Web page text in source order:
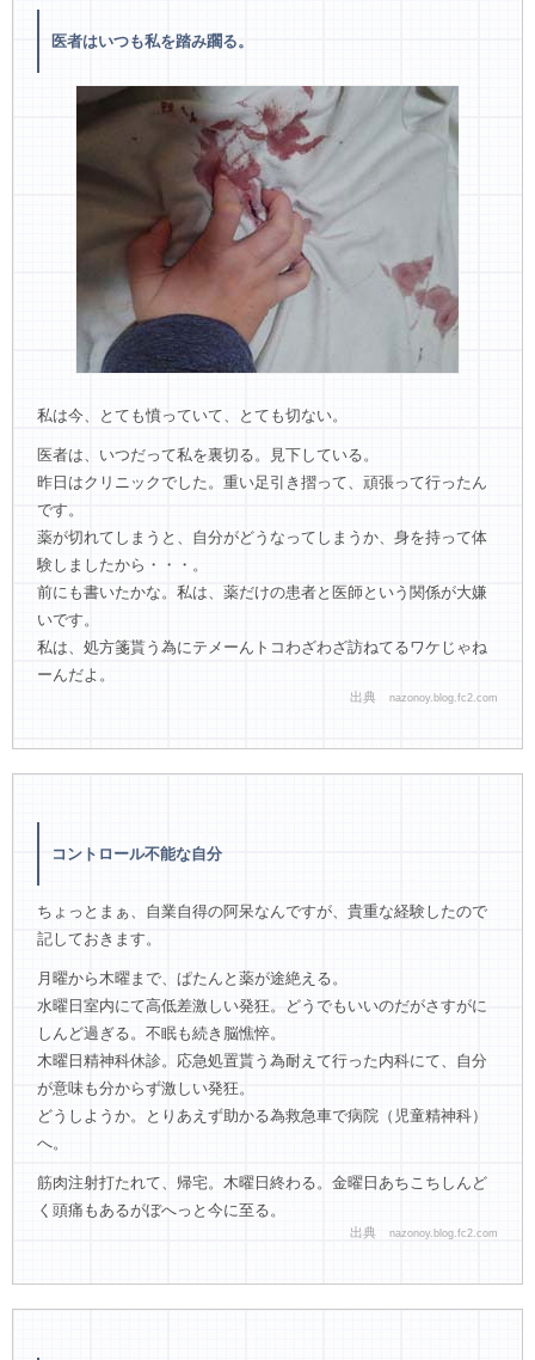
医者はいつも私を踏み躙る。
私は今、とても憤っていて、とても切ない。
医者は、いつだって私を裏切る。見下している。
昨日はクリニックでした。重い足引き摺って、頑張って行ったん
です。
薬が切れてしまうと、自分がどうなってしまうか、身を持って体
験しましたから・・・。
前にも書いたかな。私は、薬だけの患者と医師という関係が大嫌
いです。
私は、処方箋貰う為にテメーんトコわざわざ訪ねてるワケじゃね
ーんだよ。
出典 nazonoy.blog.fc2.com
コントロール不能な自分
ちょっとまぁ、自業自得の阿呆なんですが、貴重な経験したので
記しておきます。
月曜から木曜まで、ぱたんと薬が途絶える。
水曜日室内にて高低差激しい発狂。どうでもいいのだがさすがに
しんど過ぎる。不眠も続き脳憔悴。
木曜日精神科休診。応急処置貰う為耐えて行った内科にて、自分
が意味も分からず激しい発狂。
どうしようか。とりあえず助かる為救急車で病院（児童精神科）
へ。
筋肉注射打たれて、帰宅。木曜日終わる。金曜日あちこちしんど
く頭痛もあるがぼへっと今に至る。
出典 nazonoy.blog.fc2.com